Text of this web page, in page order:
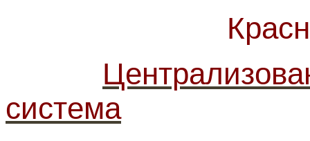
система